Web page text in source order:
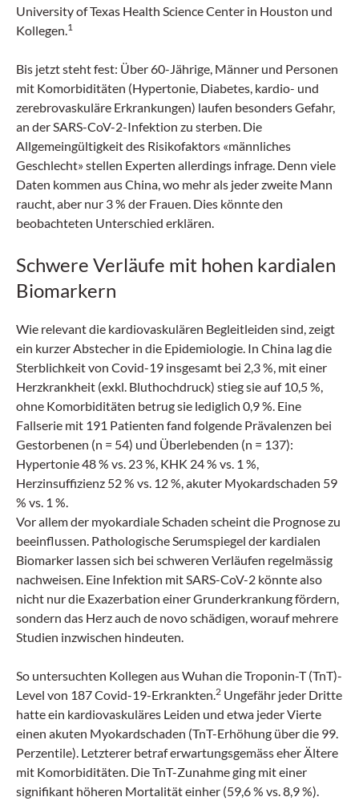
University of Texas Health Science Center in Houston und
Kollegen. 1
Bis jetzt steht fest: Über 60-Jährige, Männer und Personen
mit Komorbiditäten (Hypertonie, Diabetes, kardio- und
zerebrovaskuläre Erkrankungen) laufen besonders Gefahr,
an der SARS-CoV-2-Infektion zu sterben. Die
Allgemeingültigkeit des Risikofaktors «männliches
Geschlecht» stellen Experten allerdings infrage. Denn viele
Daten kommen aus China, wo mehr als jeder zweite Mann
raucht, aber nur 3 % der Frauen. Dies könnte den
beobachteten Unterschied erklären.
Schwere Verläufe mit hohen kardialen
Biomarkern
Wie relevant die kardiovaskulären Begleitleiden sind, zeigt
ein kurzer Abstecher in die Epidemiologie.­ In China lag die
Sterblichkeit von Covid-19 insgesamt bei 2,3 %, mit einer
Herzkrankheit (exkl. Bluthochdruck) stieg sie auf 10,5 %,
ohne Komorbiditäten betrug sie lediglich 0,9 %. Eine
Fallserie mit 191 Patienten fand folgende Prävalenzen bei
Gestorbenen (n = 54) und Überlebenden (n = 137):
Hypertonie 48 % vs. 23 %, KHK 24 % vs. 1 %,
Herzinsuffizienz 52 % vs. 12 %, akuter Myokardschaden 59
% vs. 1 %.
Vor allem der myokardiale Schaden scheint die Prognose zu
beeinflussen. Pathologische Serumspiegel der kardialen
Biomarker lassen sich bei schweren Verläufen regelmässig
nachweisen. Eine Infektion mit SARS-CoV-2 könnte also
nicht nur die Exazerbation einer Grunderkrankung fördern,
sondern das Herz auch de novo schädigen, worauf mehrere
Studien inzwischen hindeuten.
So untersuchten Kollegen aus Wuhan die Troponin-T (TnT)-
Level von 187 Covid-19-Erkrankten. 2 Ungefähr jeder Dritte
hatte ein kardio­vaskuläres Leiden und etwa jeder Vierte
einen akuten Myokardschaden (TnT-Erhöhung über die 99.
Perzentile). Letzterer betraf erwartungsgemäss eher Ältere
mit Komorbiditäten. Die TnT-Zunahme ging mit einer
signifikant höheren Mortalität einher (59,6 % vs. 8,9 %).